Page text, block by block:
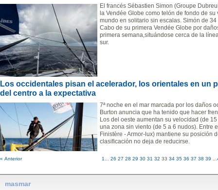
El francés Sébastien Simon (Groupe
la Vendée Globe como telón de fondo de
mundo en solitario sin escalas. Simón de
Cabo de su primera Vendée Globe por
primera semana,situándose cerca de la
sur.
Los occidentales pisan el acelerador, los orientales en un
del centro a la expectativa
7ª noche en el mar marcada por los daños
Burton anuncia que ha tenido que hacer
Los del oeste aumentan su velocidad (de
una zona sin viento (de 5 a 6 nudos). Entre
Finistère - Armor-lux) mantiene su posición
clasificación no deja de reducirse.
« Anterior 1... 26 27 28 29 30 31 32 33 34 35 36 37 38 39 ...
masmar